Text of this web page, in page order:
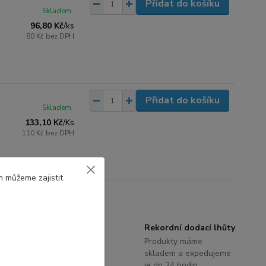
96,80 Kč/ks
80 Kč bez DPH
Skladem
Přidat do košíku
133,10 Kč/Ks
110 Kč bez DPH
Skladem
Přidat do košíku
Rekordní dodací lhůty
Produkty máme
skladem a expedujeme
můžeme zajistit